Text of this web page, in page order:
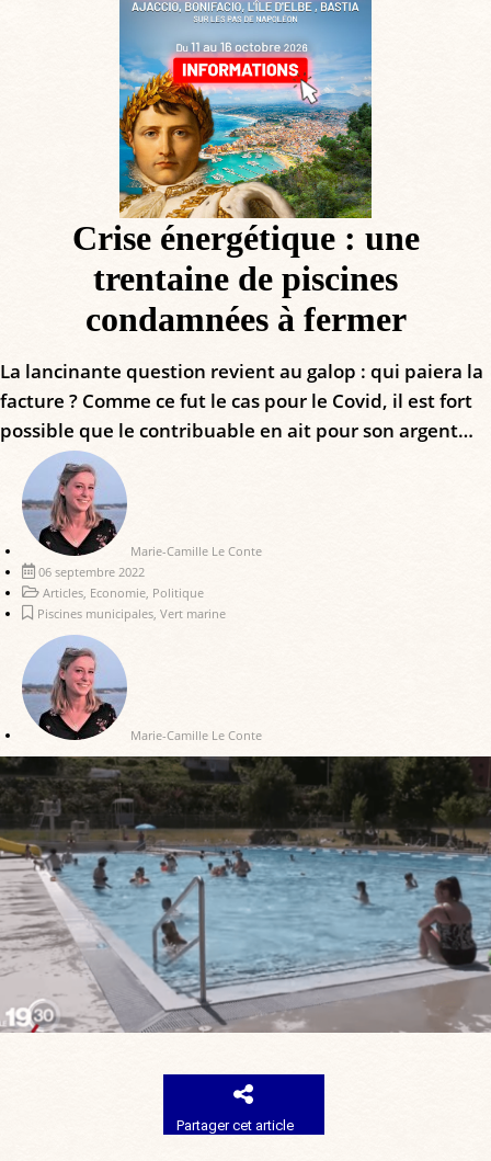
Crise énergétique : une
trentaine de piscines
condamnées à fermer
La lancinante question revient au galop : qui paiera la
facture ? Comme ce fut le cas pour le Covid, il est fort
possible que le contribuable en ait pour son argent…
Marie-Camille Le Conte
06 septembre 2022
Articles, Economie, Politique
Piscines municipales, Vert marine
Marie-Camille Le Conte
Partager cet article